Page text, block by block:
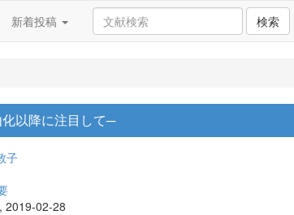
新着投稿 検索
以降に注目して─
子
2019-02-28